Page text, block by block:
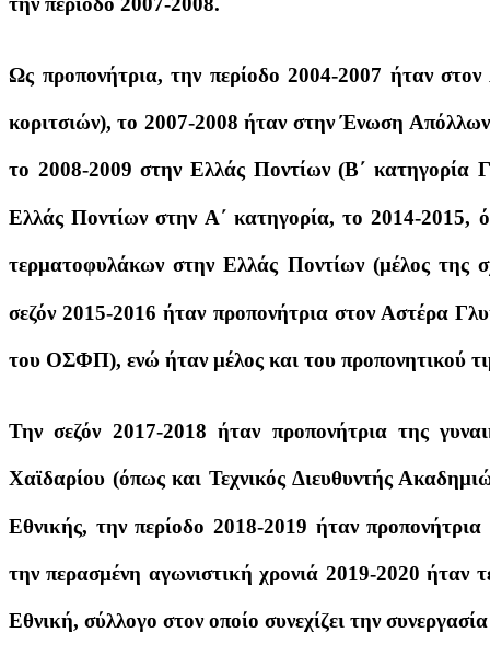
Ως προπονήτρια, την περίοδο 2004-2007 ήταν
κοριτσιών), το 2007-2008 ήταν στην Ένωση
το 2008-2009 στην Ελλάς Ποντίων (Β΄ κατηγορία
Ελλάς Ποντίων στην Α΄ κατηγορία, το 2014-2015,
τερματοφυλάκων στην Ελλάς Ποντίων (μέλος
σεζόν 2015-2016 ήταν προπονήτρια στον Αστέρα
του ΟΣΦΠ), ενώ ήταν μέλος και του προπονητικού
Την σεζόν 2017-2018 ήταν προπονήτρια της
Χαϊδαρίου (όπως και Τεχνικός Διευθυντής
Εθνικής, την περίοδο 2018-2019 ήταν
την περασμένη αγωνιστική χρονιά 2019-2020 ήταν
Εθνική, σύλλογο στον οποίο συνεχίζει την